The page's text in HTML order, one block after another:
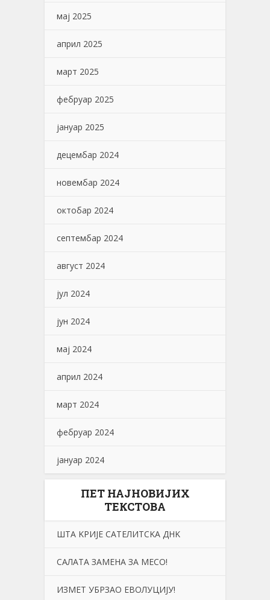
мај 2025
април 2025
март 2025
фебруар 2025
јануар 2025
децембар 2024
новембар 2024
октобар 2024
септембар 2024
август 2024
јул 2024
јун 2024
мај 2024
април 2024
март 2024
фебруар 2024
јануар 2024
ПЕТ НАЈНОВИЈИХ
ТЕКСТОВА
ШТА KРИЈЕ САТЕЛИТСKА ДНK
САЛАТА ЗАМЕНА ЗА МЕСО!
ИЗМЕТ УБРЗАО ЕВОЛУЦИЈУ!